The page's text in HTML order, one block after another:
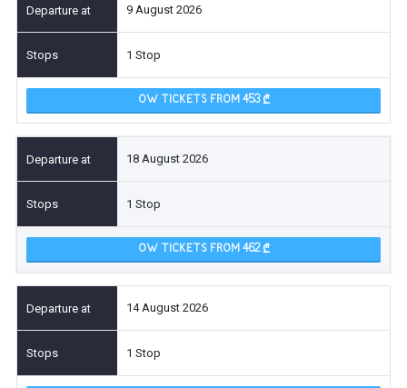
9 August 2026
1 Stop
OW TICKETS FROM 453
18 August 2026
1 Stop
OW TICKETS FROM 462
14 August 2026
1 Stop